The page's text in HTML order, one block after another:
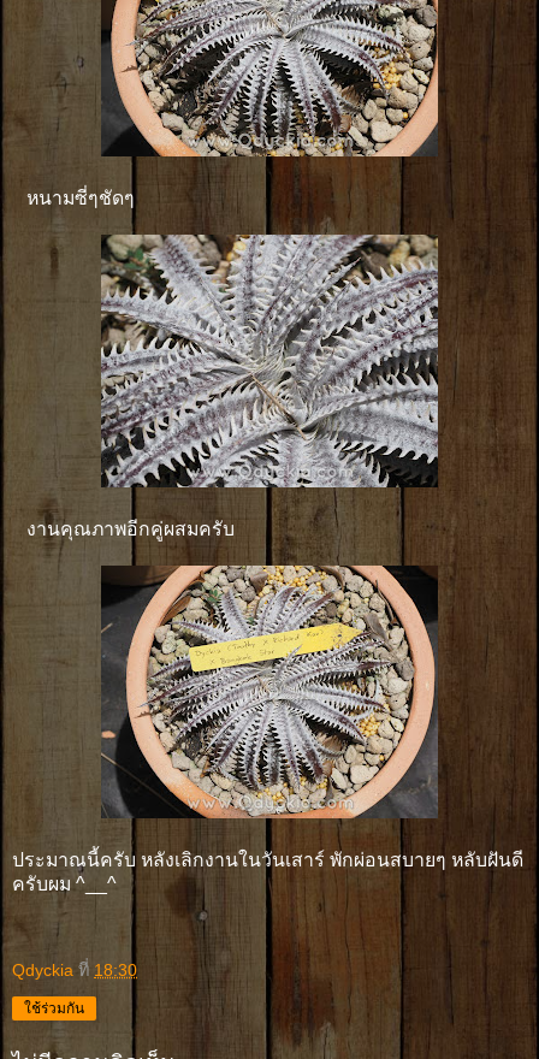
หนามซี่ๆชัดๆ
งานคุณภาพอีกคู่ผสมครับ
ประมาณนี้ครับ หลังเลิกงานในวันเสาร์ พักผ่อนสบายๆ หลับฝันดี
ครับผม ^__^
Qdyckia ที่ 18:30
ใช้ร่วมกัน